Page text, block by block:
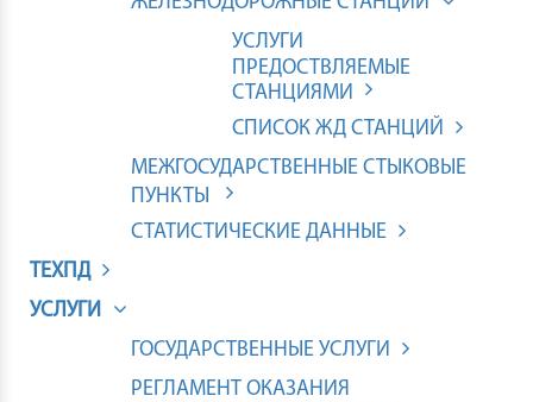
УСЛУГИ
ПРЕДОСТВЛЯЕМЫЕ
СТАНЦИЯМИ
СПИСОК ЖД СТАНЦИЙ
МЕЖГОСУДАРСТВЕННЫЕ СТЫКОВЫЕ
ПУНКТЫ
СТАТИСТИЧЕСКИЕ ДАННЫЕ
ТЕХПД
УСЛУГИ
ГОСУДАРСТВЕННЫЕ УСЛУГИ
РЕГЛАМЕНТ ОКАЗАНИЯ